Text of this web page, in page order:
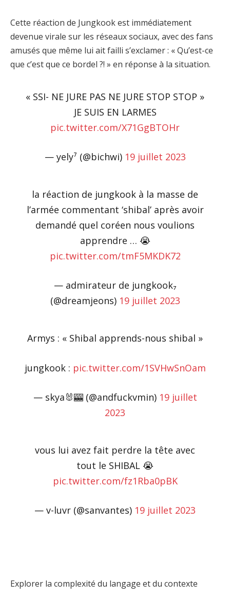
Cette réaction de Jungkook est immédiatement
devenue virale sur les réseaux sociaux, avec des fans
amusés que même lui ait failli s’exclamer : « Qu’est-ce
que c’est que ce bordel ?! » en réponse à la situation.
« SSI- NE JURE PAS NE JURE STOP STOP »
JE SUIS EN LARMES
pic.twitter.com/X71GgBTOHr
— yely⁷ (@bichwi) 19 juillet 2023
la réaction de jungkook à la masse de
l’armée commentant ‘shibal’ après avoir
demandé quel coréen nous voulions
apprendre … 😭
pic.twitter.com/tmF5MKDK72
— admirateur de jungkook₇
(@dreamjeons) 19 juillet 2023
Armys : « Shibal apprends-nous shibal »
jungkook : pic.twitter.com/1SVHwSnOam
— skya🐰🎰 (@andfuckvmin) 19 juillet
2023
vous lui avez fait perdre la tête avec
tout le SHIBAL 😭
pic.twitter.com/fz1Rba0pBK
— v-luvr (@sanvantes) 19 juillet 2023
Explorer la complexité du langage et du contexte